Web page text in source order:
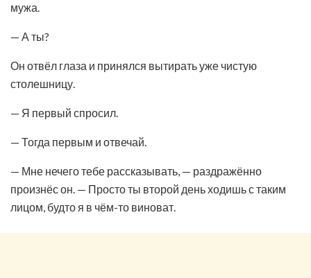
мужа.
— А ты?
Он отвёл глаза и принялся вытирать уже чистую
столешницу.
— Я первый спросил.
— Тогда первым и отвечай.
— Мне нечего тебе рассказывать, — раздражённо
произнёс он. — Просто ты второй день ходишь с таким
лицом, будто я в чём-то виноват.